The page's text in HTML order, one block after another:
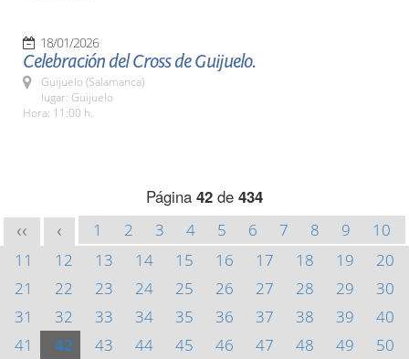
18/01/2026
Celebración del Cross de Guijuelo.
Guijuelo (Salamanca)
lugar: Guijuelo
Hora: 11:00 h.
Página 42 de 434
<< < 1 2 3 4 5 6 7 8 9
10
11
12 13 14 15 16 17 18 19
20
21
22 23 24 25 26 27 28 29
30
31
32 33 34 35 36 37 38 39
40
41
42 43 44 45 46 47 48 49
50